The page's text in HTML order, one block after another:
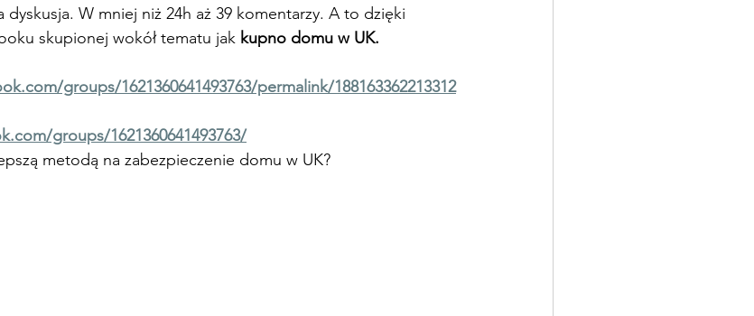
dyskusja. W mniej niż 24h aż 39 komentarzy. A to dzięki
skupionej wokół tematu jak kupno domu w UK.
groups/1621360641493763/permalink/188163362213312
groups/1621360641493763/
metodą na zabezpieczenie domu w UK?